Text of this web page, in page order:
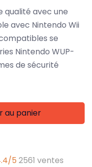
qualité avec une
avec Nintendo Wii
se
Nintendo WUP-
de sécurité
au panier
5 2561 ventes